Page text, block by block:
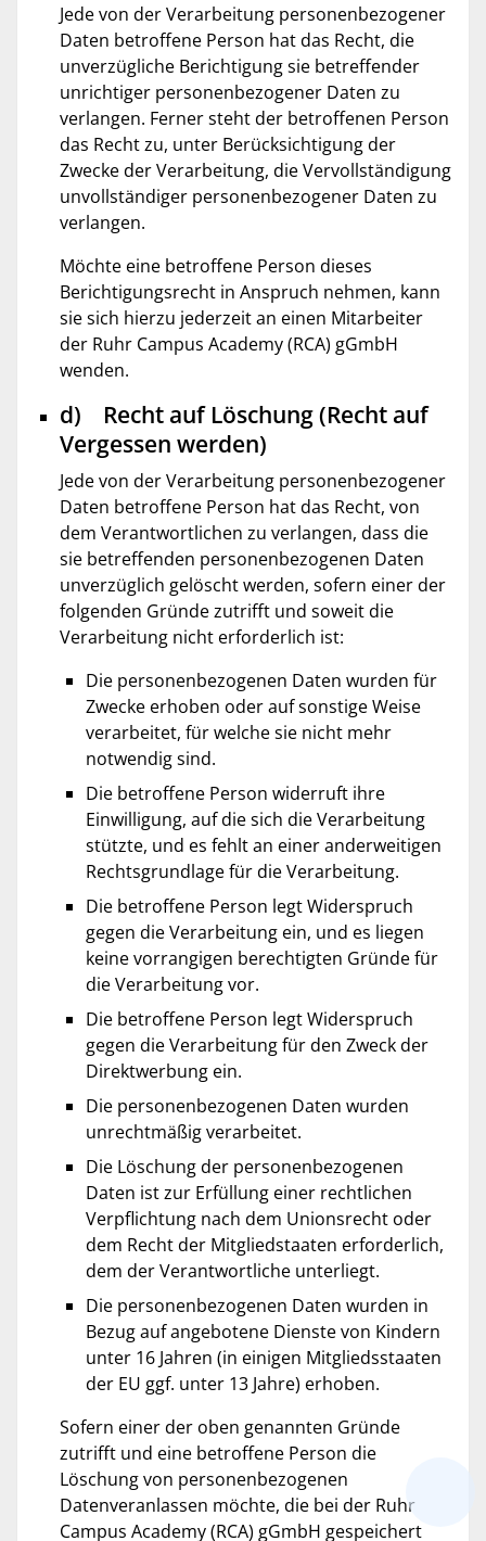
Jede von der Verarbeitung personenbezogener
Daten betroffene Person hat das Recht, die
unverzügliche Berichtigung sie betreffender
unrichtiger personenbezogener Daten zu
verlangen. Ferner steht der betroffenen Person
das Recht zu, unter Berücksichtigung der
Zwecke der Verarbeitung, die Vervollständigung
unvollständiger personenbezogener Daten zu
verlangen.
Möchte eine betroffene Person dieses
Berichtigungsrecht in Anspruch nehmen, kann
sie sich hierzu jederzeit an einen Mitarbeiter
der Ruhr Campus Academy (RCA) gGmbH
wenden.
d) Recht auf Löschung (Recht auf
Vergessen werden)
Jede von der Verarbeitung personenbezogener
Daten betroffene Person hat das Recht, von
dem Verantwortlichen zu verlangen, dass die
sie betreffenden personenbezogenen Daten
unverzüglich gelöscht werden, sofern einer der
folgenden Gründe zutrifft und soweit die
Verarbeitung nicht erforderlich ist:
Die personenbezogenen Daten wurden für
Zwecke erhoben oder auf sonstige Weise
verarbeitet, für welche sie nicht mehr
notwendig sind.
Die betroffene Person widerruft ihre
Einwilligung, auf die sich die Verarbeitung
stützte, und es fehlt an einer anderweitigen
Rechtsgrundlage für die Verarbeitung.
Die betroffene Person legt Widerspruch
gegen die Verarbeitung ein, und es liegen
keine vorrangigen berechtigten Gründe für
die Verarbeitung vor.
Die betroffene Person legt Widerspruch
gegen die Verarbeitung für den Zweck der
Direktwerbung ein.
Die personenbezogenen Daten wurden
unrechtmäßig verarbeitet.
Die Löschung der personenbezogenen
Daten ist zur Erfüllung einer rechtlichen
Verpflichtung nach dem Unionsrecht oder
dem Recht der Mitgliedstaaten erforderlich,
dem der Verantwortliche unterliegt.
Die personenbezogenen Daten wurden in
Bezug auf angebotene Dienste von Kindern
unter 16 Jahren (in einigen Mitgliedsstaaten
der EU ggf. unter 13 Jahre) erhoben.
Sofern einer der oben genannten Gründe
zutrifft und eine betroffene Person die
Löschung von personenbezogenen
Datenveranlassen möchte, die bei der Ruhr
Campus Academy (RCA) gGmbH gespeichert